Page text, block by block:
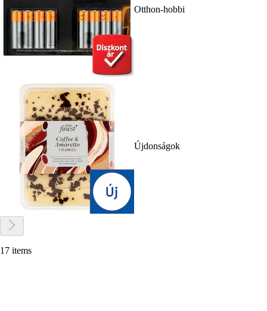
Otthon-hobbi
Újdonságok
17 items